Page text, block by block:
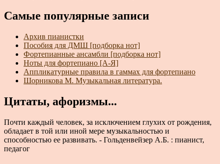
Самые популярные записи
Архив пианистки
Пособия для ДМШ [подборка нот]
Фортепианные ансамбли [подборка нот]
Ноты для фортепиано [А-Я]
Аппликатурные правила в гаммах для фортепиано
Шорникова М. Музыкальная литература.
Цитаты, афоризмы...
Почти каждый человек, за исключением глухих от рождения,
обладает в той или иной мере музыкальностью и
способностью ее развивать. - Гольденвейзер А.Б. : пианист,
педагог